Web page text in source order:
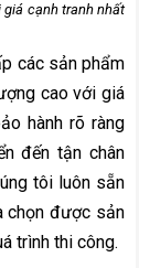
giá cạnh tranh nhất
các sản phẩm
cao với giá
hành rõ ràng
đến tận chân
tôi luôn sẵn
chọn được sản
trình thi công.